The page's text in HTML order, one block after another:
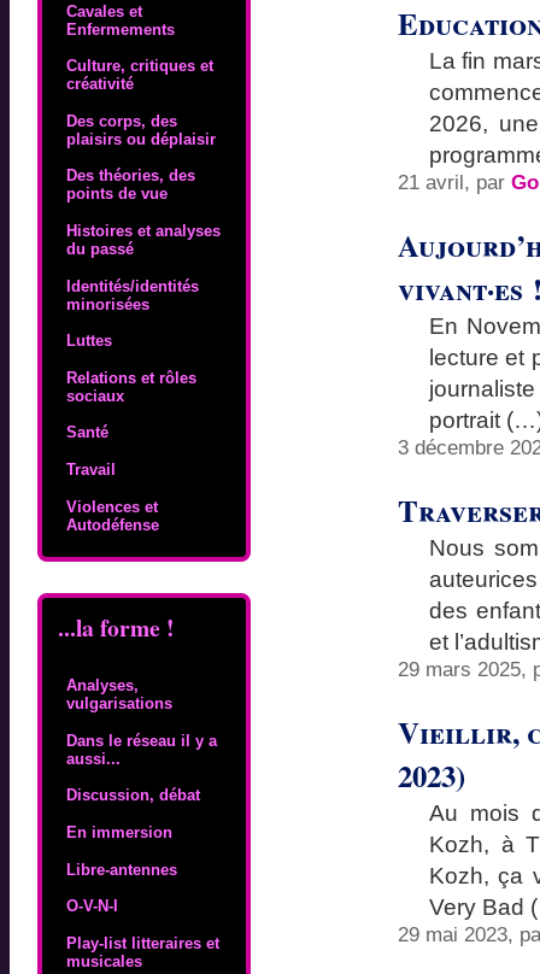
Cavales et
Enfermements
Culture, critiques et
créativité
Des corps, des
plaisirs ou déplaisir
Des théories, des
points de vue
Histoires et analyses
du passé
Identités/identités
minorisées
Luttes
Relations et rôles
sociaux
Santé
Travail
Violences et
Autodéfense
...la forme !
Analyses,
vulgarisations
Dans le réseau il y a
aussi...
Discussion, débat
En immersion
Libre-antennes
O-V-N-I
Play-list litteraires et
musicales
La fin
2026,
21 avril, par
vivant·es
En
lecture et
portrait
3 décembre
Traverser
Nous
des
et
29 mars 2025,
Vieillir,
2023)
Au mois
Kozh, à
Kozh, ça
Very Bad
29 mai 2023,